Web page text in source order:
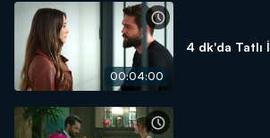
00:04:00
4 dk'da Tatlı